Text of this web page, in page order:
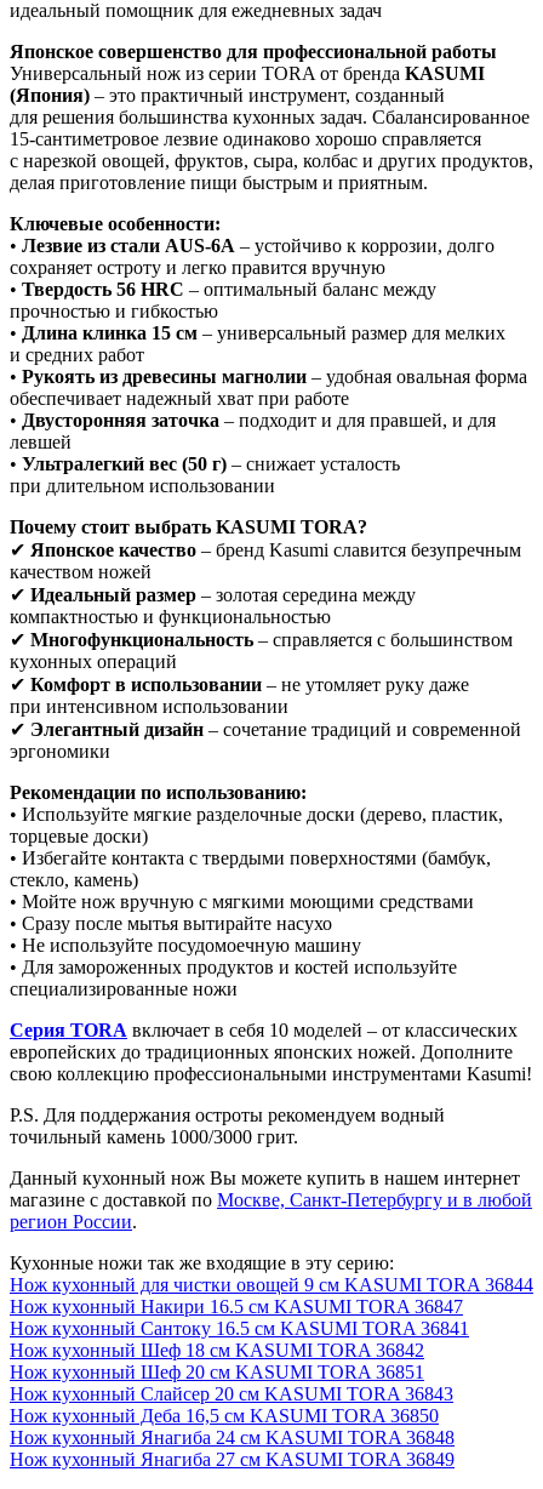
идеальный помощник для ежедневных задач
Японское совершенство для профессиональной работы
Универсальный нож из серии TORA от бренда KASUMI
(Япония) – это практичный инструмент, созданный
для решения большинства кухонных задач. Сбалансированное
15-сантиметровое лезвие одинаково хорошо справляется
с нарезкой овощей, фруктов, сыра, колбас и других продуктов,
делая приготовление пищи быстрым и приятным.
Ключевые особенности:
• Лезвие из стали AUS-6A – устойчиво к коррозии, долго
сохраняет остроту и легко правится вручную
• Твердость 56 HRC – оптимальный баланс между
прочностью и гибкостью
• Длина клинка 15 см – универсальный размер для мелких
и средних работ
• Рукоять из древесины магнолии – удобная овальная форма
обеспечивает надежный хват при работе
• Двусторонняя заточка – подходит и для правшей, и для
левшей
• Ультралегкий вес (50 г) – снижает усталость
при длительном использовании
Почему стоит выбрать KASUMI TORA?
✔ Японское качество – бренд Kasumi славится безупречным
качеством ножей
✔ Идеальный размер – золотая середина между
компактностью и функциональностью
✔ Многофункциональность – справляется с большинством
кухонных операций
✔ Комфорт в использовании – не утомляет руку даже
при интенсивном использовании
✔ Элегантный дизайн – сочетание традиций и современной
эргономики
Рекомендации по использованию:
• Используйте мягкие разделочные доски (дерево, пластик,
торцевые доски)
• Избегайте контакта с твердыми поверхностями (бамбук,
стекло, камень)
• Мойте нож вручную с мягкими моющими средствами
• Сразу после мытья вытирайте насухо
• Не используйте посудомоечную машину
• Для замороженных продуктов и костей используйте
специализированные ножи
Серия TORA включает в себя 10 моделей – от классических
европейских до традиционных японских ножей. Дополните
свою коллекцию профессиональными инструментами Kasumi!
P.S. Для поддержания остроты рекомендуем водный
точильный камень 1000/3000 грит.
Данный кухонный нож Вы можете купить в нашем интернет
магазине с доставкой по Москве, Санкт-Петербургу и в любой
регион России.
Кухонные ножи так же входящие в эту серию:
Нож кухонный для чистки овощей 9 см KASUMI TORA 36844
Нож кухонный Накири 16.5 см KASUMI TORA 36847
Нож кухонный Сантоку 16.5 см KASUMI TORA 36841
Нож кухонный Шеф 18 см KASUMI TORA 36842
Нож кухонный Шеф 20 см KASUMI TORA 36851
Нож кухонный Слайсер 20 см KASUMI TORA 36843
Нож кухонный Деба 16,5 см KASUMI TORA 36850
Нож кухонный Янагиба 24 см KASUMI TORA 36848
Нож кухонный Янагиба 27 см KASUMI TORA 36849